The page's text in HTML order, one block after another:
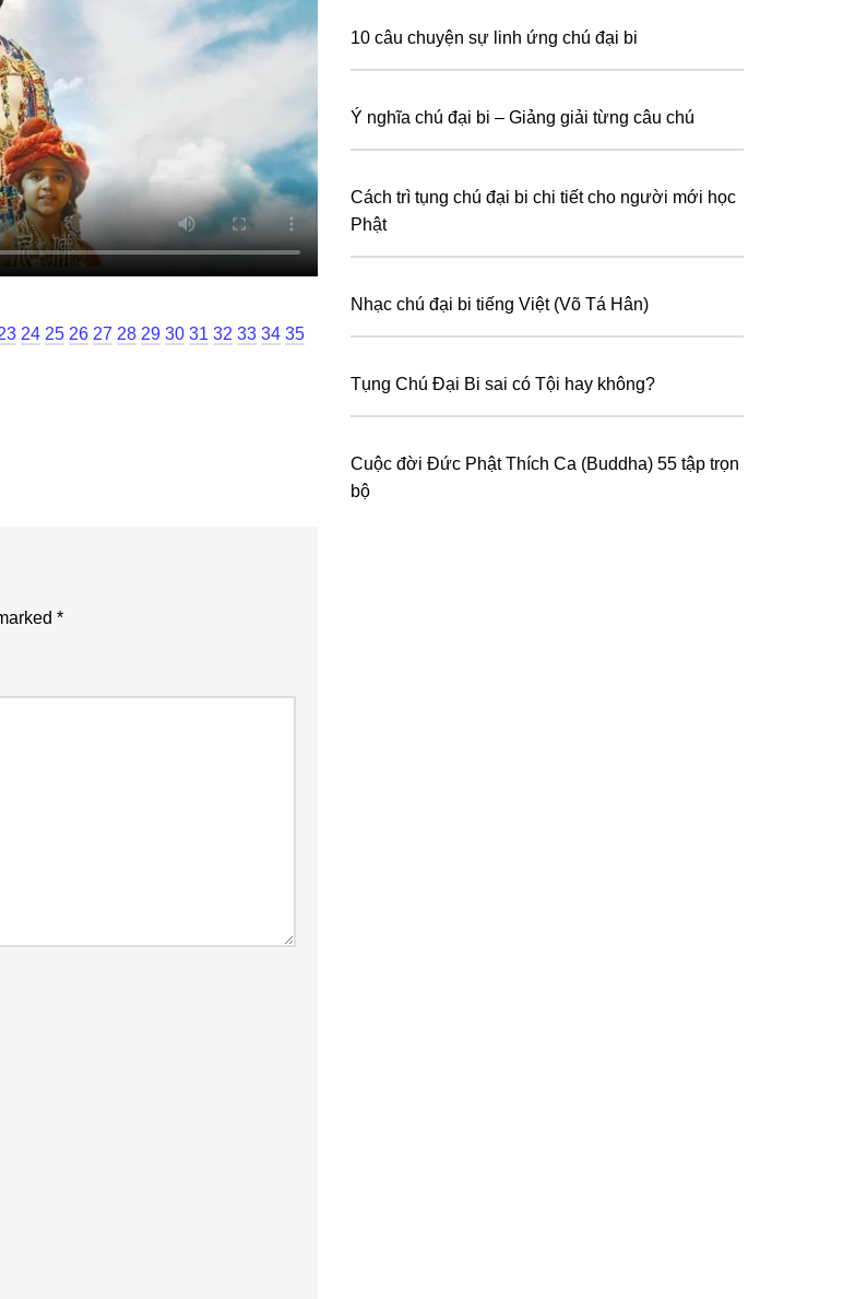
Page
24 Page
25 Page
26 Page
27 Page
28 Page
29 Page
30 Page
31 Page
32 Page
33 Page
34 Page
35Page
*
10 câu chuyện sự linh ứng chú đại bi
Ý nghĩa chú đại bi – Giảng giải từng câu chú
Cách trì tụng chú đại bi chi tiết cho người mới học
Phật
Nhạc chú đại bi tiếng Việt (Võ Tá Hân)
Tụng Chú Đại Bi sai có Tội hay không?
Cuộc đời Đức Phật Thích Ca (Buddha) 55 tập trọn
bộ